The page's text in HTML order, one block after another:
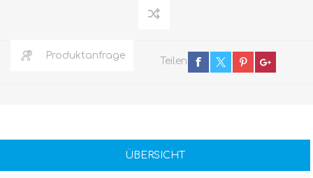
Produktanfrage
Teilen
ÜBERSICHT